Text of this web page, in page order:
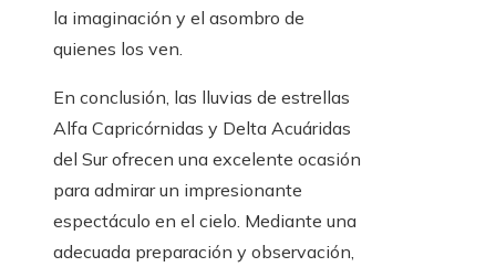
la imaginación y el asombro de
quienes los ven.
En conclusión, las lluvias de estrellas
Alfa Capricórnidas y Delta Acuáridas
del Sur ofrecen una excelente ocasión
para admirar un impresionante
espectáculo en el cielo. Mediante una
adecuada preparación y observación,